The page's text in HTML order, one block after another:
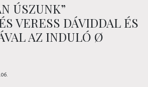
ÚSZUNK”
VERESS DÁVIDDAL ÉS
AZ INDULÓ Ø